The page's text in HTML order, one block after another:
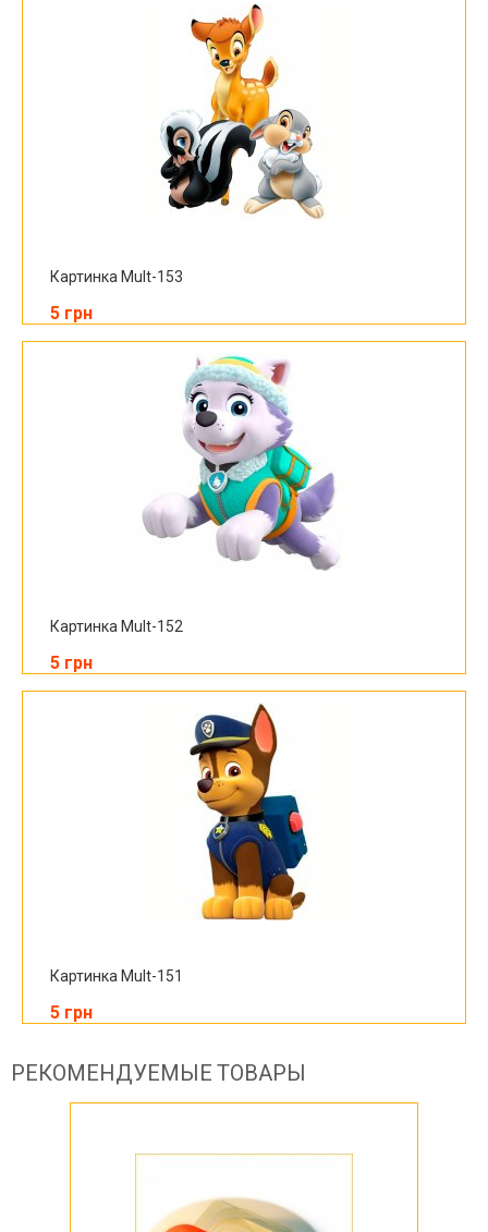
Картинка Mult-153
5 грн
Картинка Mult-152
5 грн
Картинка Mult-151
5 грн
РЕКОМЕНДУЕМЫЕ ТОВАРЫ